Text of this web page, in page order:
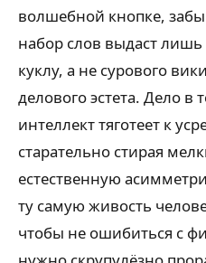
волшебной кнопке,
набор слов выдаст
куклу, а не сурового
делового эстета. Дело в
интеллект тяготеет к
старательно стирая
естественную
ту самую живость
чтобы не ошибиться с